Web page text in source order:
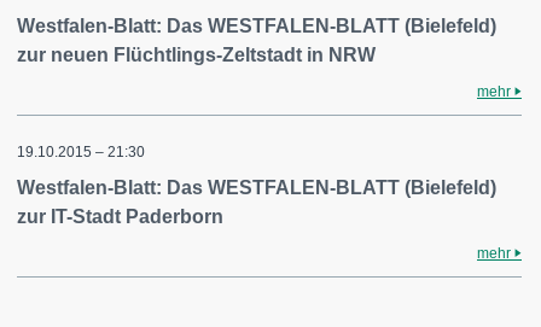
Westfalen-Blatt: Das WESTFALEN-BLATT (Bielefeld)
zur neuen Flüchtlings-Zeltstadt in NRW
mehr
19.10.2015 – 21:30
Westfalen-Blatt: Das WESTFALEN-BLATT (Bielefeld)
zur IT-Stadt Paderborn
mehr